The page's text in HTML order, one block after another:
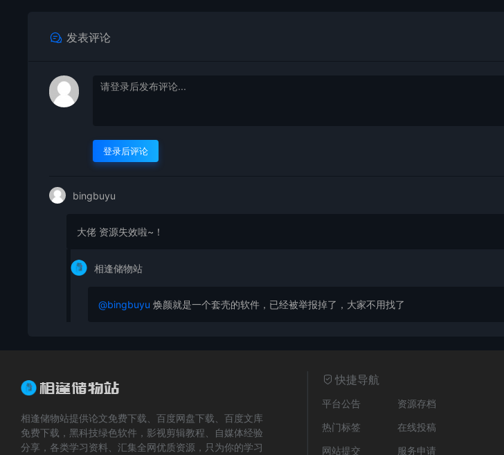
发表评论
登录后评论
bingbuyu
大佬 资源失效啦~！
相逢储物站
@bingbuyu 焕颜就是一个套壳的软件，已经被举报掉了，大家不用找了
相逢储物站提供论文免费下载、百度网盘下载、百度文库
免费下载，黑科技绿色软件，影视剪辑教程、自媒体经验
分享，各类学习资料、汇集全网优质资源，只为你的学习
快捷导航
平台公告
资源存档
热门标签
在线投稿
网站提交
服务申请